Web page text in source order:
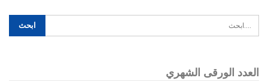
العدد الورقى الشهري